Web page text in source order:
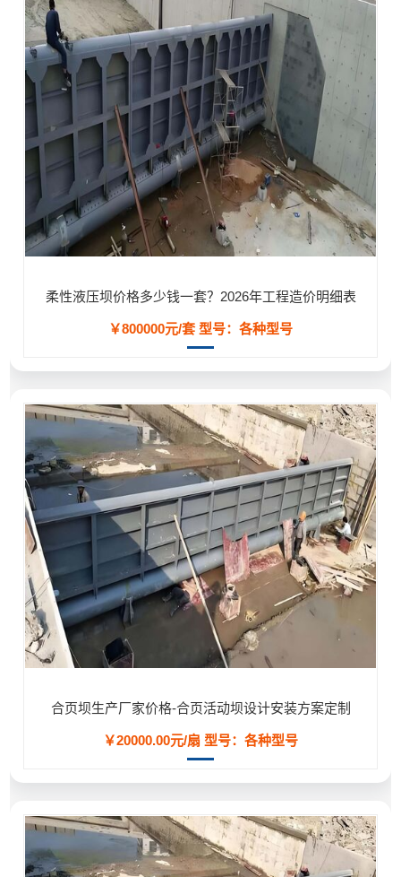
柔性液压坝价格多少钱一套？2026年工程造价明细表
￥800000元/套型号：各种型号
合页坝生产厂家价格-合页活动坝设计安装方案定制
￥20000.00元/扇 型号：各种型号